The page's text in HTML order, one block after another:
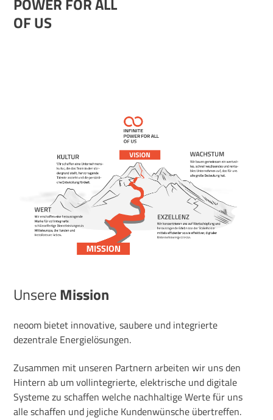
POWER FOR ALL
OF US
UnsereMission
neoom bietet innovative,saubere und integrierte
dezentrale Energielösungen.
Zusammen mit unseren Partnern arbeiten wir unsden
Hintern ab umvollintegrierte,elektrische unddigitale
Systemezu schaffen welche nachhaltigeWertefür uns
alleschaffen und jegliche Kundenwünsche übertreffen.